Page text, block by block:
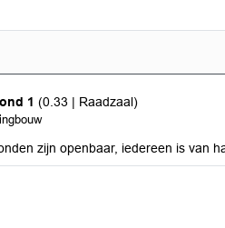
1 (0.33 | Raadzaal)
augustus 2026
zijn openbaar, iedereen is van